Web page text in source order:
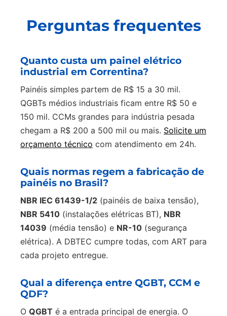
Perguntas frequentes
Quanto custa um painel elétrico
industrial em Correntina?
Painéis simples partem de R$ 15 a 30 mil.
QGBTs médios industriais ficam entre R$ 50 e
150 mil. CCMs grandes para indústria pesada
chegam a R$ 200 a 500 mil ou mais. Solicite um
orçamento técnico com atendimento em 24h.
Quais normas regem a fabricação de
painéis no Brasil?
NBR IEC 61439-1/2 (painéis de baixa tensão),
NBR 5410 (instalações elétricas BT), NBR
14039 (média tensão) e NR-10 (segurança
elétrica). A DBTEC cumpre todas, com ART para
cada projeto entregue.
Qual a diferença entre QGBT, CCM e
QDF?
O QGBT é a entrada principal de energia. O